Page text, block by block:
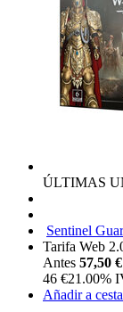
ÚLTIMAS
Sentinel
Tarifa Web
Antes 57,50 €
46 €21.00%
Añadir a cesta